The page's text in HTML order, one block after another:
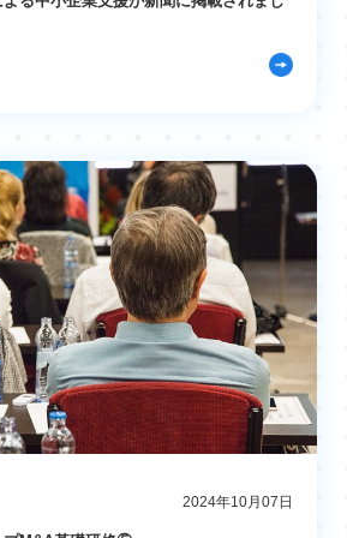
2024年10月07日